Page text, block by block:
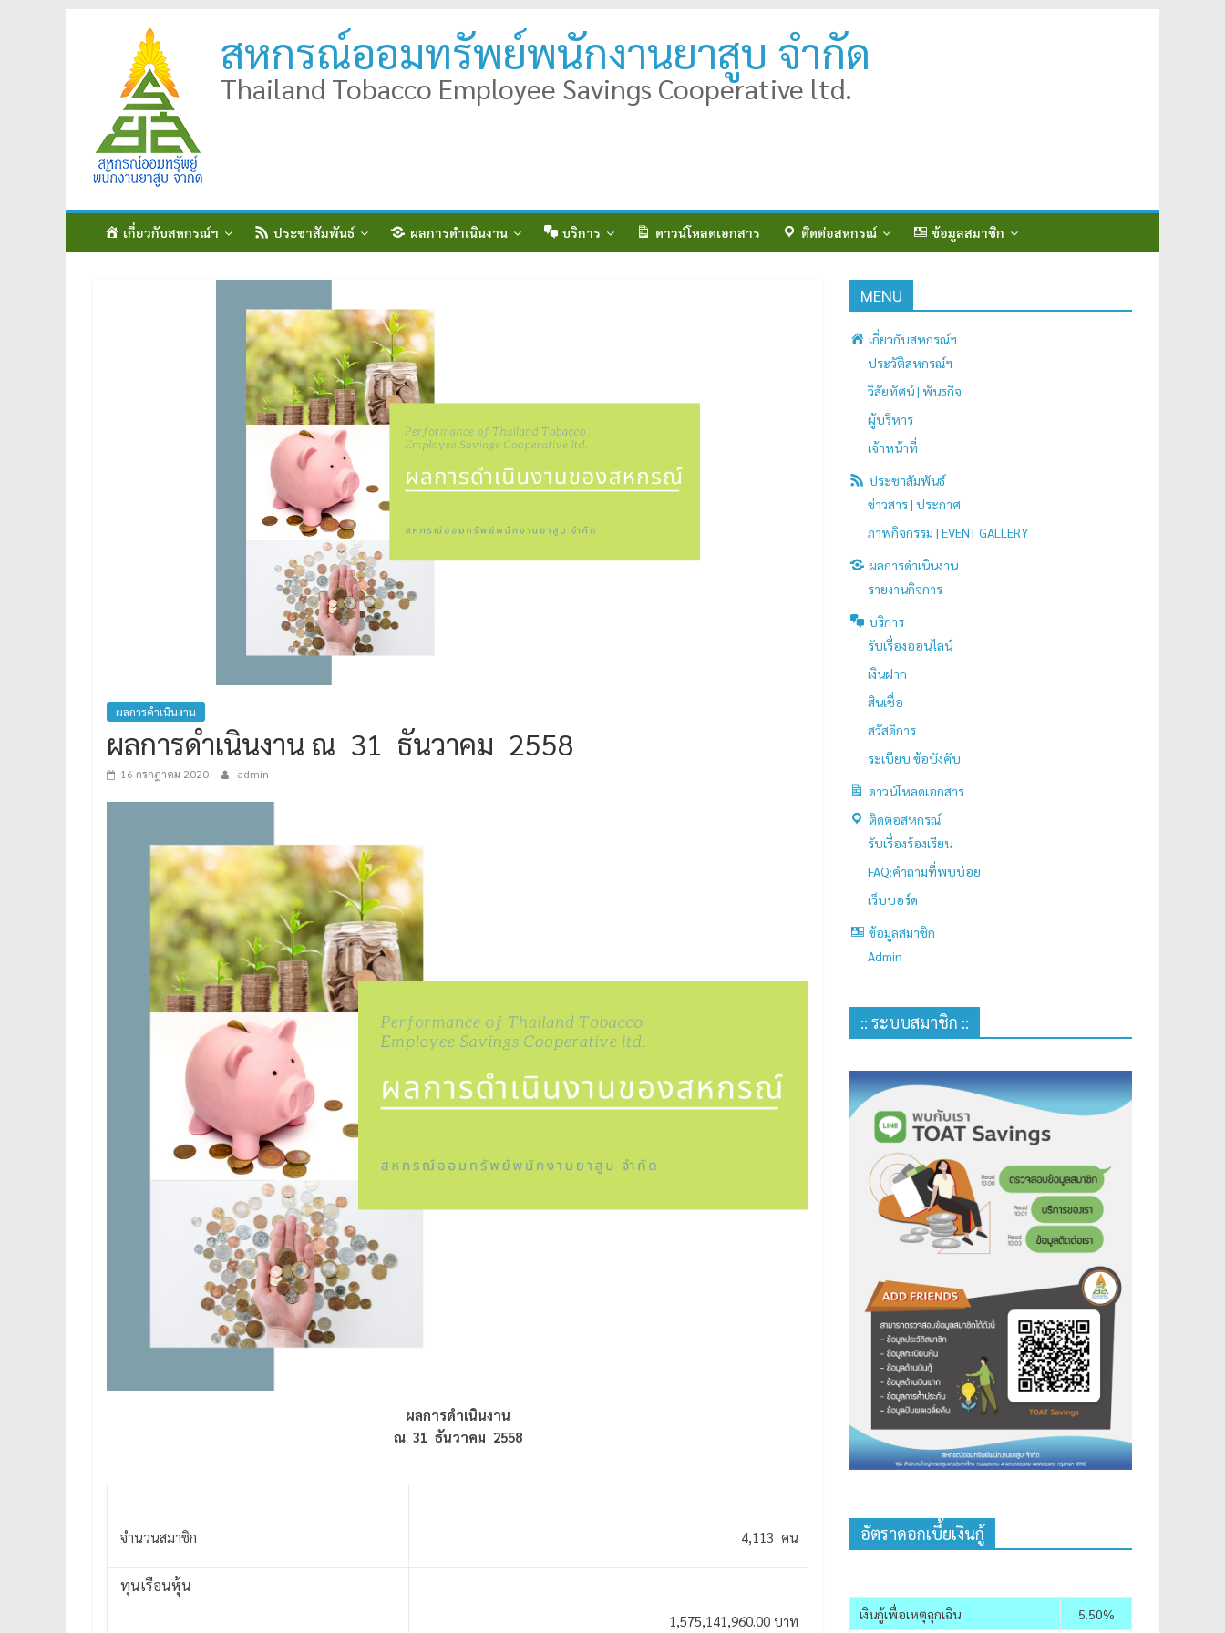
สหกรณ์ออมทรัพย์พนักงานยาสูบ จำกัด
Thailand Tobacco Employee Savings Cooperative ltd.
เกี่ยวกับสหกรณ์ฯ ประชาสัมพันธ์ ผลการดำเนินงาน บริการ ดาวน์โหลดเอกสาร ติดต่อสหกรณ์ ข้อมูลสมาชิก
ผลการดำเนินงาน
ผลการดำเนินงาน ณ 31 ธันวาคม 2558
16 กรกฎาคม 2020 admin
ผลการดำเนินงาน
ณ 31 ธันวาคม 2558
จำนวนสมาชิก 4,113 คน
ทุนเรือนหุ้น
1,575,141,960.00 บาท
MENU
เกี่ยวกับสหกรณ์ฯ
ประวัติสหกรณ์ฯ
วิสัยทัศน์ | พันธกิจ
ผู้บริหาร
เจ้าหน้าที่
ประชาสัมพันธ์
ข่าวสาร | ประกาศ
ภาพกิจกรรม | EVENT GALLERY
ผลการดำเนินงาน
รายงานกิจการ
บริการ
รับเรื่องออนไลน์
เงินฝาก
สินเชื่อ
สวัสดิการ
ระเบียบ ข้อบังคับ
ดาวน์โหลดเอกสาร
ติดต่อสหกรณ์
รับเรื่องร้องเรียน
FAQ:คำถามที่พบบ่อย
เว็บบอร์ด
ข้อมูลสมาชิก
Admin
:: ระบบสมาชิก ::
อัตราดอกเบี้ยเงินกู้
เงินกู้เพื่อเหตุฉุกเฉิน 5.50%